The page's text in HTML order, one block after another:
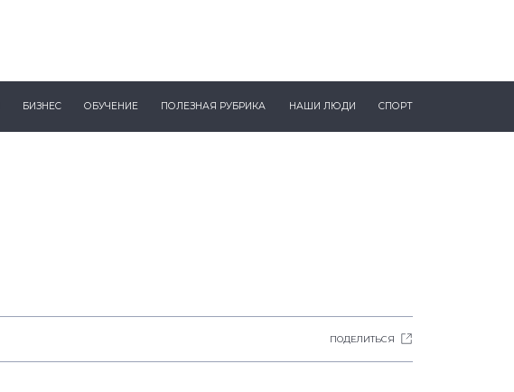
БИЗНЕС ОБУЧЕНИЕ ПОЛЕЗНАЯ РУБРИКА НАШИ ЛЮДИ СПОРТ
ПОДЕЛИТЬСЯ